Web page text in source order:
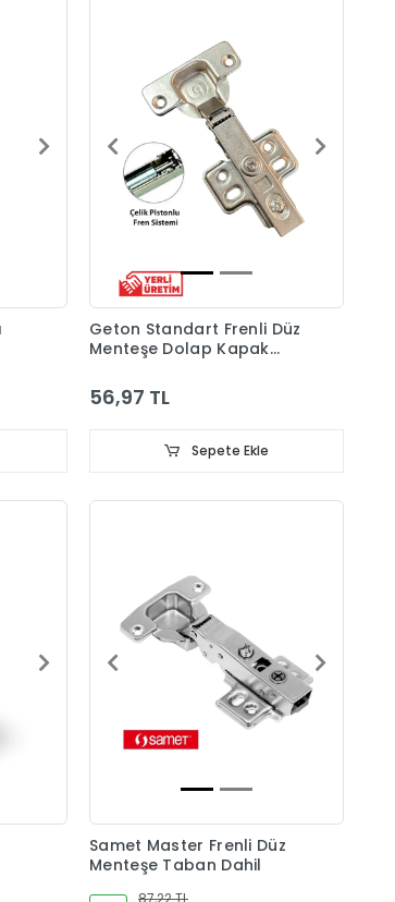
Geton Standart Frenli Düz
Menteşe Dolap Kapak
56,97 TL
Sepete Ekle
Samet Master Frenli Düz
Menteşe Taban Dahil
87,22 TL